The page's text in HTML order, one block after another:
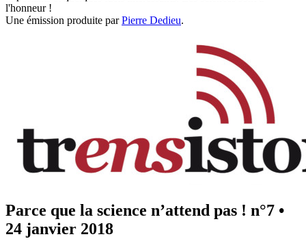
l'honneur !
Une émission produite parPierre Dedieu.
Parce que la science n’attend pas ! n°7 •
24 janvier 2018